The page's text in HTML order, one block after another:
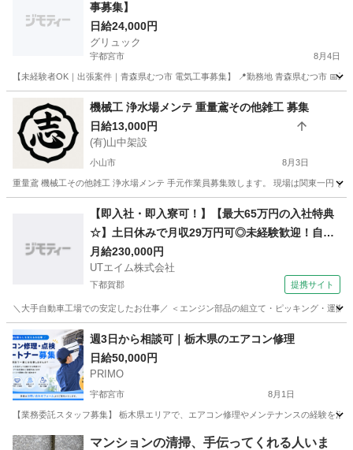
事募集】
日給24,000円
グリュック
宇都宮市 8月4日
【未経験者OK｜出張案件｜青森県むつ市 電気工事募集】 📍勤務地 青森県むつ市 📅
宇都宮市 その他 足場
機械工 浄水場メンテ 重量鳶その他雑工 募集
日給13,000円
(有)山中架設
小山市 8月3日
重量鳶 機械工その他雑工 浄水場メンテ 手元作業員募集致します。 現場は関東一円
その他
【即入社・即入寮可！】【最大65万円の入社特典
☆】土日休みで月収29万円可◎未経験歓迎！自動
車部品の製造◎茶髪・ピアスOK！【社宅費全額補
助】＜栃木県栃木市＞
月給230,000円
UTエイム株式会社
下都賀郡 提携サイト
＼大手自動車工場での安定したお仕事／ ＜エンジン部品の組立て・ピッキング・運
栃木 下都賀郡 大工
週3日から相談可｜栃木県のエアコン修理
日給50,000円
PRIMO
宇都宮市 8月1日
【業務委託スタッフ募集】 栃木県エリアで、エアコン修理やメンテナンスの経験を
栃木 宇都宮市 建築 スタッフ
マンションの清掃、手伝ってくれる人いま